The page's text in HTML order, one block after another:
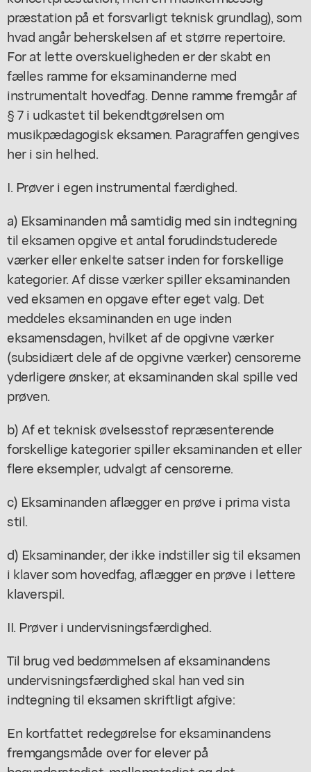
præstation på et forsvarligt teknisk grundlag), som
hvad angår beherskelsen af et større repertoire.
For at lette overskueligheden er der skabt en
fælles ramme for eksaminanderne med
instrumentalt hovedfag. Denne ramme fremgår af
§ 7 i udkastet til bekendtgørelsen om
musikpædagogisk eksamen. Paragraffen gengives
her i sin helhed.
I. Prøver i egen instrumental færdighed.
a) Eksaminanden må samtidig med sin indtegning
til eksamen opgive et antal forudindstuderede
værker eller enkelte satser inden for forskellige
kategorier. Af disse værker spiller eksaminanden
ved eksamen en opgave efter eget valg. Det
meddeles eksaminanden en uge inden
eksamensdagen, hvilket af de opgivne værker
(subsidiært dele af de opgivne værker) censorerne
yderligere ønsker, at eksaminanden skal spille ved
prøven.
b) Af et teknisk øvelsesstof repræsenterende
forskellige kategorier spiller eksaminanden et eller
flere eksempler, udvalgt af censorerne.
c) Eksaminanden aflægger en prøve i prima vista
stil.
d) Eksaminander, der ikke indstiller sig til eksamen
i klaver som hovedfag, aflægger en prøve i lettere
klaverspil.
II. Prøver i undervisningsfærdighed.
Til brug ved bedømmelsen af eksaminandens
undervisningsfærdighed skal han ved sin
indtegning til eksamen skriftligt afgive:
En kortfattet redegørelse for eksaminandens
fremgangsmåde over for elever på